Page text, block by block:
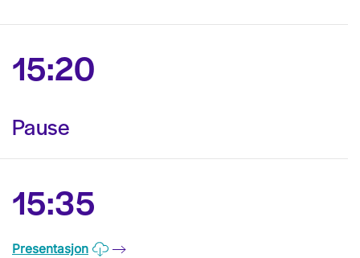
15:20
Pause
15:35
Presentasjon